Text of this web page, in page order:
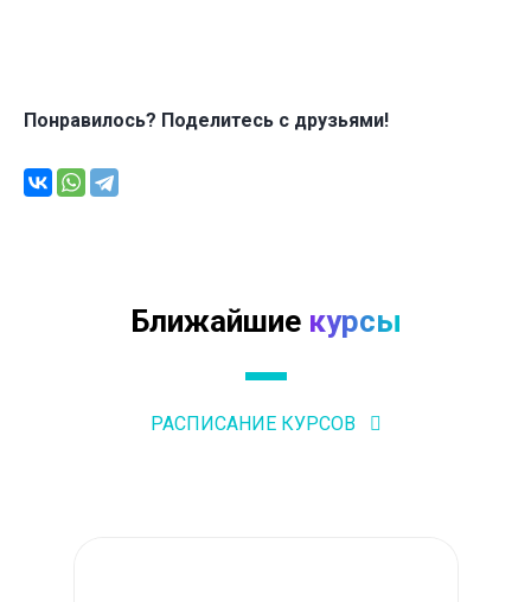
Понравилось? Поделитесь с друзьями!
Ближайшие курсы
РАСПИСАНИЕ КУРСОВ